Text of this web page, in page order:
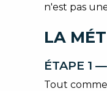
n'est pas
LA
ÉTAPE 1
Tout